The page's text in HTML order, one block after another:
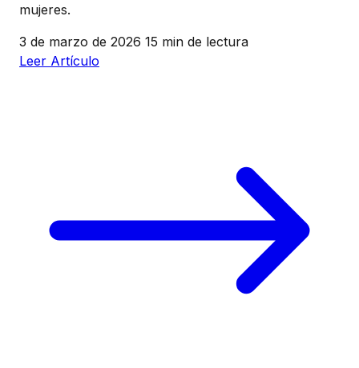
mujeres.
3 de marzo de 2026 15 min de lectura
Leer Artículo